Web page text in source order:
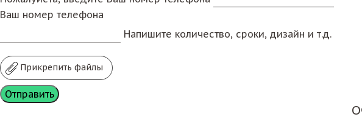
Ваш номер телефона
Напишите количество, сроки, дизайн и т.д.
Прикрепить файлы